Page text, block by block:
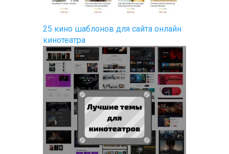
25 кино шаблонов для сайта онлайн
кинотеатра